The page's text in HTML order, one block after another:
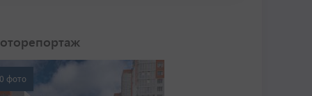
фото